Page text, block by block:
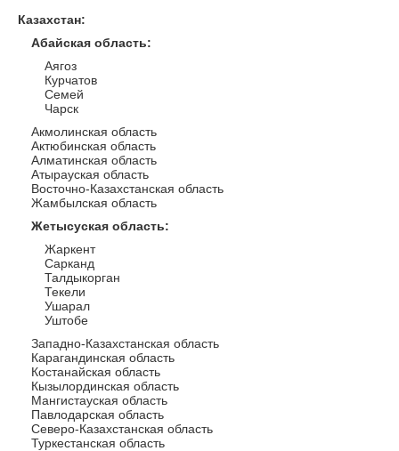
Казахстан:
Абайская область:
Аягоз
Курчатов
Семей
Чарск
Акмолинская область
Актюбинская область
Алматинская область
Атырауская область
Восточно-Казахстанская область
Жамбылская область
Жетысуская область:
Жаркент
Сарканд
Талдыкорган
Текели
Ушарал
Уштобе
Западно-Казахстанская область
Карагандинская область
Костанайская область
Кызылординская область
Мангистауская область
Павлодарская область
Северо-Казахстанская область
Туркестанская область